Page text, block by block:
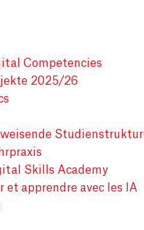
Competencies
2025/26
Skills Academy
et apprendre avec les IA